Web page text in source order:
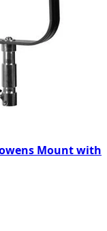
Mount with